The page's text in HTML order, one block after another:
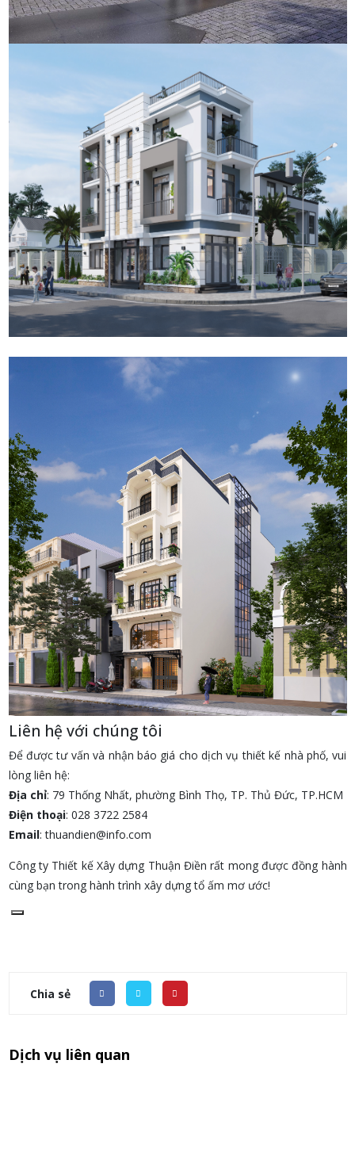
Liên hệ với chúng tôi
Để được tư vấn và nhận báo giá cho dịch vụ thiết kế nhà phố, vui
lòng liên hệ:
Địa chỉ: 79 Thống Nhất, phường Bình Thọ, TP. Thủ Đức, TP.HCM
Điện thoại: 028 3722 2584
Email:thuandien@info.com
Công ty Thiết kế Xây dựng Thuận Điền rất mong được đồng hành
cùng bạn trong hành trình xây dựng tổ ấm mơ ước!
Chia sẻ
Dịch vụ liên quan